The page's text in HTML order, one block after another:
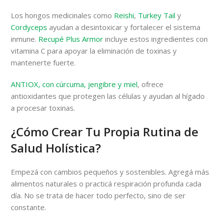
Los hongos medicinales como Reishi, Turkey Tail y
Cordyceps ayudan a desintoxicar y fortalecer el sistema
inmune. Recupé Plus Armor incluye estos ingredientes con
vitamina C para apoyar la eliminación de toxinas y
mantenerte fuerte.
ANTIOX, con cúrcuma, jengibre y miel, ofrece
antioxidantes que protegen las células y ayudan al hígado
a procesar toxinas.
¿Cómo Crear Tu Propia Rutina de
Salud Holística?
Empezá con cambios pequeños y sostenibles. Agregá más
alimentos naturales o practicá respiración profunda cada
día. No se trata de hacer todo perfecto, sino de ser
constante.